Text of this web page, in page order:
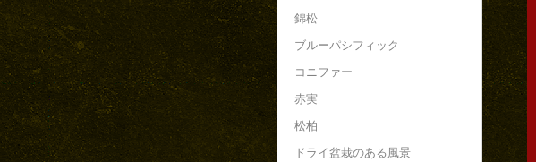
錦松
ブルーパシフィック
コニファー
赤実
松柏
ドライ盆栽のある風景